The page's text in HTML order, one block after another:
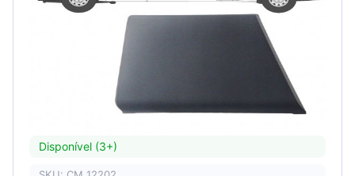
Disponível (3+)